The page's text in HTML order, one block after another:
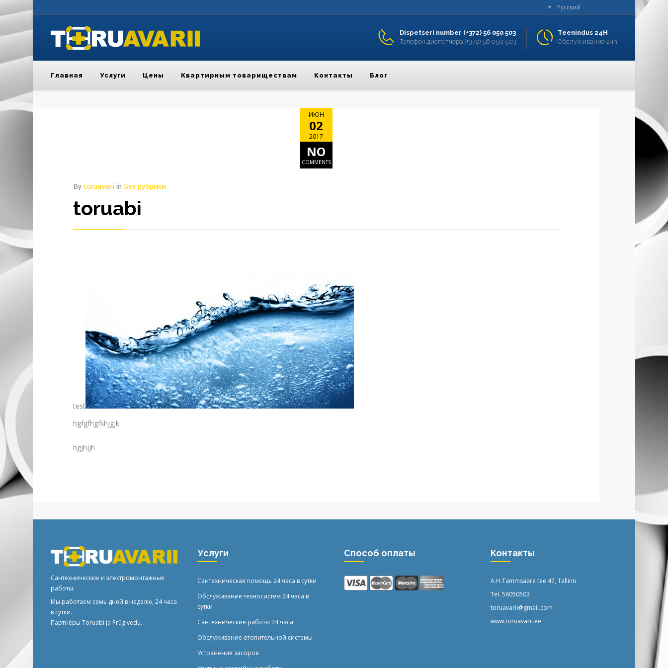
Русский
▼
Teenindus 24H
Обслуживание 24h
Dispetseri number (+372) 56 050 503
Телефон диспетчера (+372) 56 050 503
Главная Услуги Цены Квартирным товариществам Контакты Блог
ИЮН
02
2017
NO
COMMENTS
By toruavarii in Без рубрики
toruabi
test
hgfgfhgfkhjgjk
hgjhjjh
Сантехнические и электромонтажные
работы.
Мы работаем семь дней в неделю, 24 часа
в сутки.
Партнёры Toruabi ja Prügivedu.
Услуги
Сантехническая помощь 24 часа в сутки
Обслуживание техносистем 24 часа в
сутки
Сантехнические работы 24 часа
Обслуживание отопительной системы
Устранение засоров
Способ оплаты Контакты
A.H.Tammsaare tee 47, Tallinn
Tel. 56050503
toruavarii@gmail.com
www.toruavarii.ee